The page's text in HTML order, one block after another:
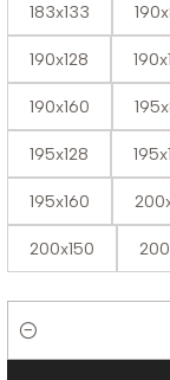
183x133
190x128
190x160
195x128
195x160
200x150
Quantidade